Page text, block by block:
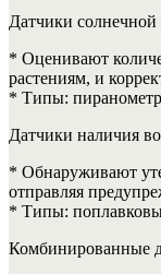
Датчики солнечной
* Оценивают
растениям, и
* Типы:
Датчики наличия
* Обнаруживают
отправляя
* Типы:
Комбинированные